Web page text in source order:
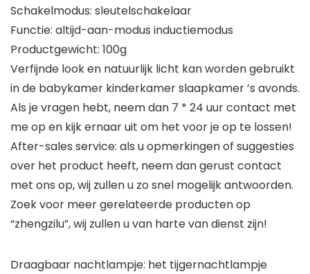
Schakelmodus: sleutelschakelaar
Functie: altijd-aan-modus inductiemodus
Productgewicht: 100g
Verfijnde look en natuurlijk licht kan worden gebruikt
in de babykamer kinderkamer slaapkamer ’s avonds.
Als je vragen hebt, neem dan 7 * 24 uur contact met
me op en kijk ernaar uit om het voor je op te lossen!
After-sales service: als u opmerkingen of suggesties
over het product heeft, neem dan gerust contact
met ons op, wij zullen u zo snel mogelijk antwoorden.
Zoek voor meer gerelateerde producten op
“zhengzilu”, wij zullen u van harte van dienst zijn!
Draagbaar nachtlampje: het tijgernachtlampje